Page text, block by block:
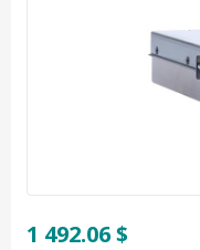
1 492.06 $